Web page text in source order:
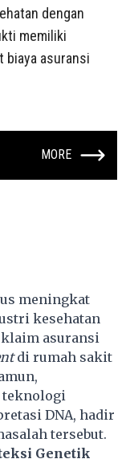
dengan
memiliki
biaya asuransi
MORE
meningkat
kesehatan
asuransi
di rumah sakit
teknologi
DNA, hadir
tersebut.
Genetik